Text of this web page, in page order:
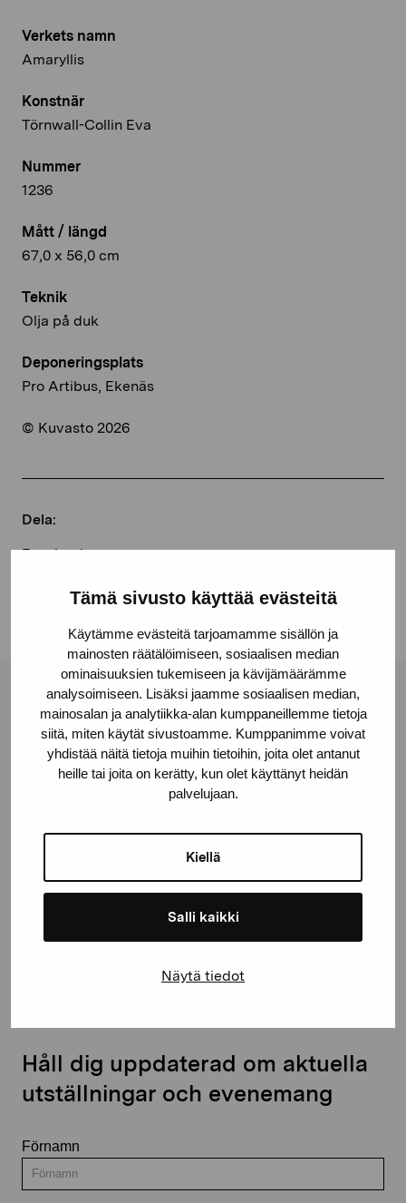
Tämä sivusto käyttää evästeitä
Käytämme evästeitä tarjoamamme sisällön ja
mainosten räätälöimiseen, sosiaalisen median
ominaisuuksien tukemiseen ja kävijämäärämme
analysoimiseen. Lisäksi jaamme sosiaalisen median,
mainosalan ja analytiikka-alan kumppaneillemme tietoja
siitä, miten käytät sivustoamme. Kumppanimme voivat
yhdistää näitä tietoja muihin tietoihin, joita olet antanut
heille tai joita on kerätty, kun olet käyttänyt heidän
palvelujaan.
Kiellä
Salli kaikki
Näytä tiedot
Verkets namn
Amaryllis
Konstnär
Törnwall-Collin Eva
Nummer
1236
Mått / längd
67,0 x 56,0 cm
Teknik
Olja på duk
Deponeringsplats
Pro Artibus, Ekenäs
© Kuvasto 2026
Dela:
Facebook
Stiftelsen Pro Artibus
Gustav Wasas gata 11
+358 (0)50 371 6339
Kontakta oss
Håll dig uppdaterad om aktuella
utställningar och evenemang
Förnamn